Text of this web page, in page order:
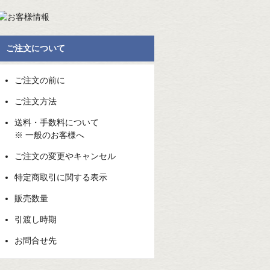
ご注文について
ご注文の前に
ご注文方法
送料・手数料について
※ 一般のお客様へ
ご注文の変更やキャンセル
特定商取引に関する表示
販売数量
引渡し時期
お問合せ先